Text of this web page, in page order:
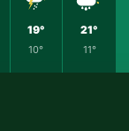
19°
10°
21°
11°